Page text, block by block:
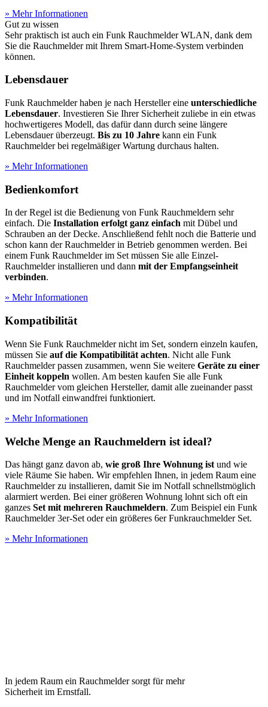
» Mehr Informationen
Gut zu wissen
Sehr praktisch ist auch ein Funk Rauchmelder WLAN, dank dem
Sie die Rauchmelder mit Ihrem Smart-Home-System verbinden
können.
Lebensdauer
Funk Rauchmelder haben je nach Hersteller eine unterschiedliche
Lebensdauer. Investieren Sie Ihrer Sicherheit zuliebe in ein etwas
hochwertigeres Modell, das dafür dann durch seine längere
Lebensdauer überzeugt. Bis zu 10 Jahre kann ein Funk
Rauchmelder bei regelmäßiger Wartung durchaus halten.
» Mehr Informationen
Bedienkomfort
In der Regel ist die Bedienung von Funk Rauchmeldern sehr
einfach. Die Installation erfolgt ganz einfach mit Dübel und
Schrauben an der Decke. Anschließend fehlt noch die Batterie und
schon kann der Rauchmelder in Betrieb genommen werden. Bei
einem Funk Rauchmelder im Set müssen Sie alle Einzel-
Rauchmelder installieren und dann mit der Empfangseinheit
verbinden.
» Mehr Informationen
Kompatibilität
Wenn Sie Funk Rauchmelder nicht im Set, sondern einzeln kaufen,
müssen Sie auf die Kompatibilität achten. Nicht alle Funk
Rauchmelder passen zusammen, wenn Sie weitere Geräte zu einer
Einheit koppeln wollen. Am besten kaufen Sie alle Funk
Rauchmelder vom gleichen Hersteller, damit alle zueinander passt
und im Notfall einwandfrei funktioniert.
» Mehr Informationen
Welche Menge an Rauchmeldern ist ideal?
Das hängt ganz davon ab, wie groß Ihre Wohnung ist und wie
viele Räume Sie haben. Wir empfehlen Ihnen, in jedem Raum eine
Rauchmelder zu installieren, damit Sie im Notfall schnellstmöglich
alarmiert werden. Bei einer größeren Wohnung lohnt sich oft ein
ganzes Set mit mehreren Rauchmeldern. Zum Beispiel ein Funk
Rauchmelder 3er-Set oder ein größeres 6er Funkrauchmelder Set.
» Mehr Informationen
In jedem Raum ein Rauchmelder sorgt für mehr
Sicherheit im Ernstfall.